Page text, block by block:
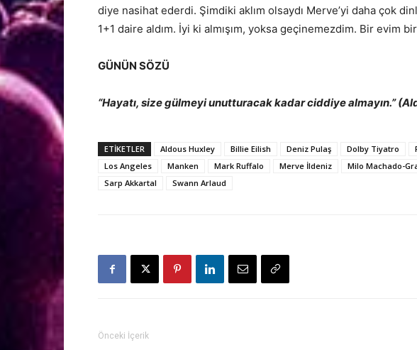
diye nasihat ederdi. Şimdiki aklım olsaydı Merve’yi daha çok
1+1 daire aldım. İyi ki almışım, yoksa geçinemezdim. Bir evim
GÜNÜN SÖZÜ
“Hayatı, size gülmeyi unutturacak kadar ciddiye almayın.”
ETİKETLER Aldous Huxley Billie Eilish Deniz Pulaş Dolby Tiyatro
Los Angeles
Manken Mark Ruffalo Merve İldeniz Milo Machado-
Sarp Akkartal
Swann Arlaud
Önceki İçerik